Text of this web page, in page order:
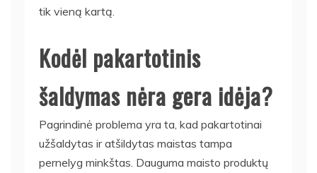
tik vieną kartą.
Kodėl pakartotinis
šaldymas nėra gera idėja?
Pagrindinė problema yra ta, kad pakartotinai
užšaldytas ir atšildytas maistas tampa
pernelyg minkštas. Dauguma maisto produktų